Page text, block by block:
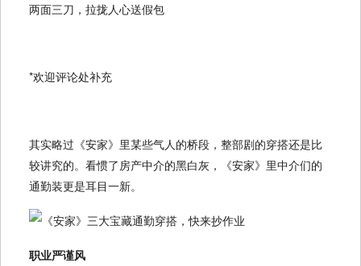
两面三刀，拉拢人心送假包
*欢迎评论处补充
其实略过《安家》里某些气人的桥段，整部剧的穿搭还是比
较讲究的。看惯了房产中介的黑白灰，《安家》里中介们的
通勤装更是耳目一新。
职业严谨风